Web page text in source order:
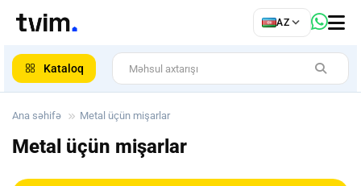
AZ
Kataloq
Ana səhifə Metal üçün mişarlar
Metal üçün mişarlar